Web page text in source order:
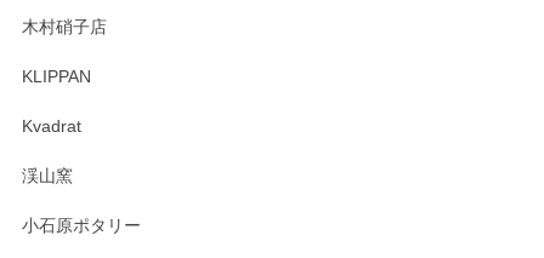
淡いグリーンのカラーがとても可愛いです❤️ ありがとうござ
木村硝子店
KLIPPAN
Kvadrat
渓山窯
小石原ポタリー